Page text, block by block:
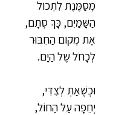
מְסַמֶּנֶת לִתְכוֹל
הַשָּׁמַיִם, כָּךְ סְתָם,
אֶת מְקוֹם הַחִבּוּר
לְכָחֹל שֶׁל הַיָּם.
וּכְשֶׁאַתְּ לְצִדִּי,
יְחֵפָה עַל הַחוֹל,